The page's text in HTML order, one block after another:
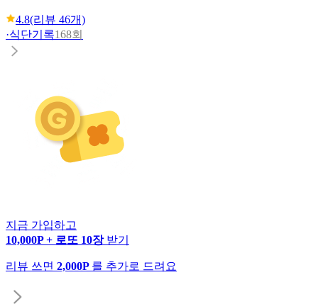
4.8(리뷰 46개)
·식단기록168회
지금 가입하고
10,000P + 로또 10장 받기
리뷰 쓰면 2,000P 를 추가로 드려요